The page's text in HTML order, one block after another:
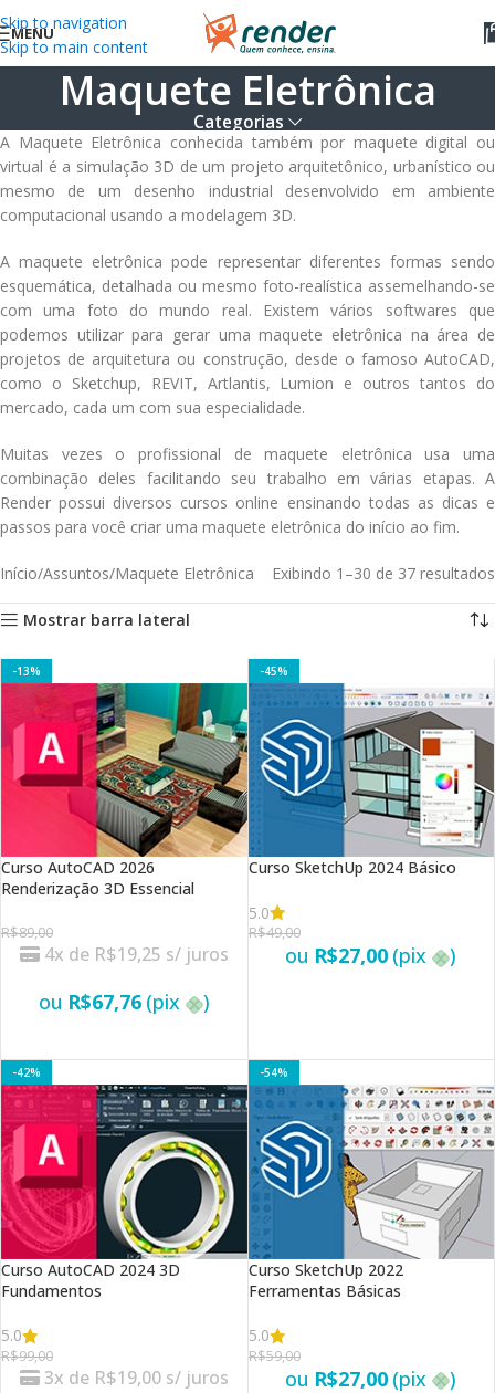
Skip to navigation
Skip to main content
MENU
Maquete Eletrônica
Categorias
A Maquete Eletrônica conhecida também por maquete digital ou
virtual é a simulação 3D de um projeto arquitetônico, urbanístico ou
mesmo de um desenho industrial desenvolvido em ambiente
computacional usando a modelagem 3D.
A maquete eletrônica pode representar diferentes formas sendo
esquemática, detalhada ou mesmo foto-realística assemelhando-se
com uma foto do mundo real. Existem vários softwares que
podemos utilizar para gerar uma maquete eletrônica na área de
projetos de arquitetura ou construção, desde o famoso AutoCAD,
como o Sketchup, REVIT, Artlantis, Lumion e outros tantos do
mercado, cada um com sua especialidade.
Muitas vezes o profissional de maquete eletrônica usa uma
combinação deles facilitando seu trabalho em várias etapas. A
Render possui diversos cursos online ensinando todas as dicas e
passos para você criar uma maquete eletrônica do início ao fim.
Início Assuntos Maquete Eletrônica Exibindo 1–30 de 37 resultados
Mostrar barra lateral
-13%
Curso AutoCAD 2026
Renderização 3D Essencial
R$89,00
4x de R$19,25 s/ juros
ou R$67,76 (pix )
-45%
Curso SketchUp 2024 Básico
5.0
R$49,00
ou R$27,00 (pix )
-42%
Curso AutoCAD 2024 3D
Fundamentos
5.0
R$99,00
3x de R$19,00 s/ juros
-54%
Curso SketchUp 2022
Ferramentas Básicas
5.0
R$59,00
ou R$27,00 (pix )